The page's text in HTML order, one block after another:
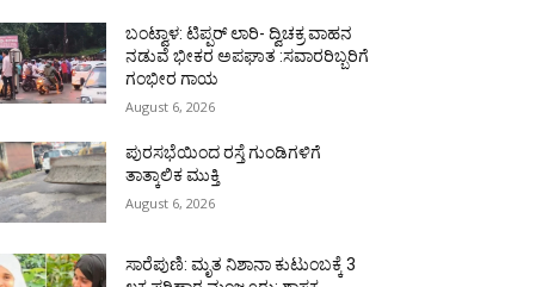
ಬಂಟ್ವಾಳ: ಟಿಪ್ಪರ್ ಲಾರಿ- ದ್ವಿಚಕ್ರ ವಾಹನ
ನಡುವೆ ಭೀಕರ ಅಪಘಾತ :ಸವಾರರಿಬ್ಬರಿಗೆ
ಗಂಭೀರ ಗಾಯ
August 6, 2026
ಪುರಸಭೆಯಿಂದ ರಸ್ತೆ ಗುಂಡಿಗಳಿಗೆ
ತಾತ್ಕಾಲಿಕ ಮುಕ್ತಿ
August 6, 2026
ಸಾರೆಪುಣಿ: ಮೃತ ನಿಶಾನಾ ಕುಟುಂಬಕ್ಕೆ 3